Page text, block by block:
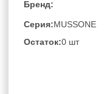
Бренд:
Серия:MUSSONE
Остаток:0 шт